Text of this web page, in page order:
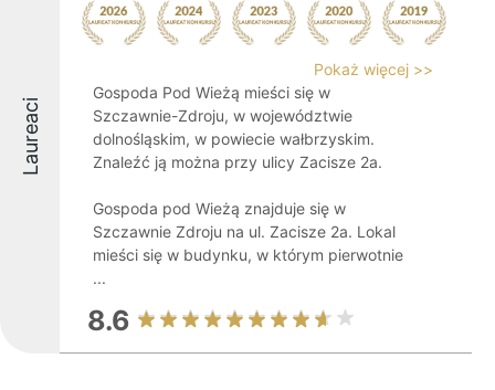
Laureaci
Pokaż więcej >>
Gospoda Pod Wieżą mieści się w
Szczawnie-Zdroju, w województwie
dolnośląskim, w powiecie wałbrzyskim.
Znaleźć ją można przy ulicy Zacisze 2a.
Gospoda pod Wieżą znajduje się w
Szczawnie Zdroju na ul. Zacisze 2a. Lokal
mieści się w budynku, w którym pierwotnie
...
8.6